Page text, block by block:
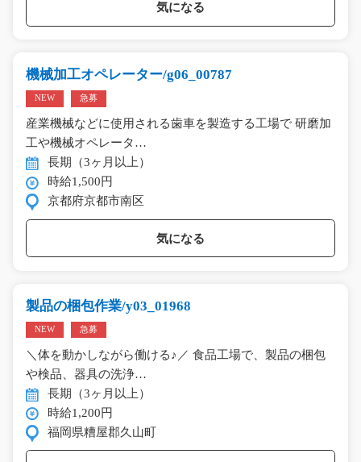
気になる
機械加工オペレーター/g06_00787
NEW 急募
産業機械などに使用される歯車を製造する工場で 研磨加
工や機械オペレータ…
長期（3ヶ月以上）
時給1,500円
京都府京都市南区
気になる
製品の梱包作業/y03_01968
NEW 急募
＼体を動かしながら働ける♪／ 食品工場で、製品の梱包
や検品、器具の洗浄…
長期（3ヶ月以上）
時給1,200円
福岡県糟屋郡久山町